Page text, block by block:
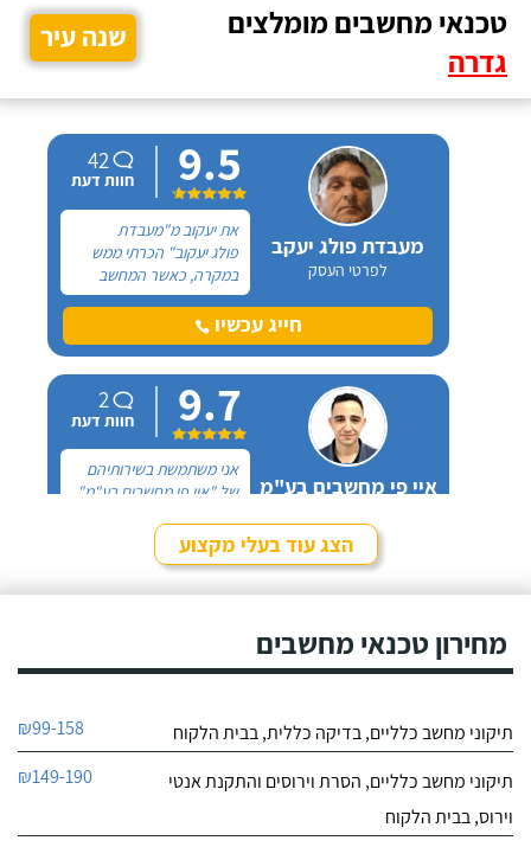
טכנאי מחשבים מומלצים
גדרה
שנה עיר
מעבדת פולג יעקב
לפרטי העסק
9.5
42
חוות דעת
את יעקוב מ"מעבדת
פולג יעקוב" הכרתי ממש
במקרה, כאשר המחשב
הנייח שברשותי הפסיק
לעבוד, התקשרתי לבעל
מקצוע מסוים, שלא יכל
אך המליץ לי על יעקוב
כבעל מקצוע מצוין.
חייג עכשיו
איי פי מחשבים בע"מ
9.7
2
חוות דעת
אני משתמשת בשירותיהם
של "איי פי מחשבים בע"מ"
טיפלו לי במגוון בעיות
במחשב ולאחרונה, התקינו
השירות הכי טוב!
חייג עכשיו
עידן מערכות תקשורת
לפרטי העסק
מכירה כבר כמה שנים
טובות דרך אחותי שהזמינה
אותו מספר פעמים לתקן
הצג עוד בעלי מקצוע
מחירון טכנאי מחשבים
תיקוני מחשב כלליים, בדיקה כללית, בבית הלקוח ₪99-158
תיקוני מחשב כלליים, הסרת וירוסים והתקנת אנטי
וירוס, בבית הלקוח
₪149-190